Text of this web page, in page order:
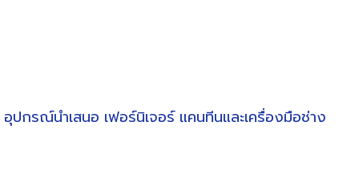
อุปกรณ์นำเสนอ เฟอร์นิเจอร์ แคนทีนและเครื่องมือช่าง